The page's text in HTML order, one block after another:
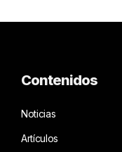
Contenidos
Noticias
Artículos